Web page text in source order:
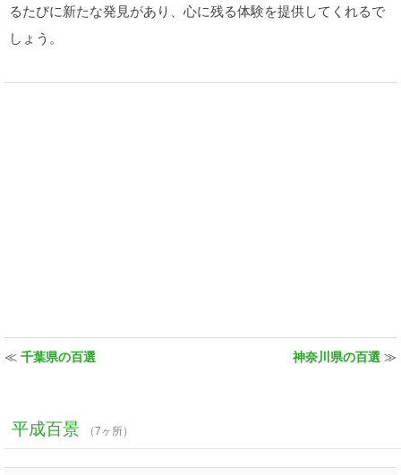
るたびに新たな発見があり、心に残る体験を提供してくれるで
しょう。
≪ 千葉県の百選 神奈川県の百選 ≫
平成百景 （7ヶ所）